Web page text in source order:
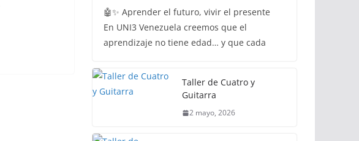
🤖✨ Aprender el futuro, vivir el presente
En UNI3 Venezuela creemos que el
aprendizaje no tiene edad… y que cada
Taller de Cuatro y
Guitarra
2 mayo, 2026